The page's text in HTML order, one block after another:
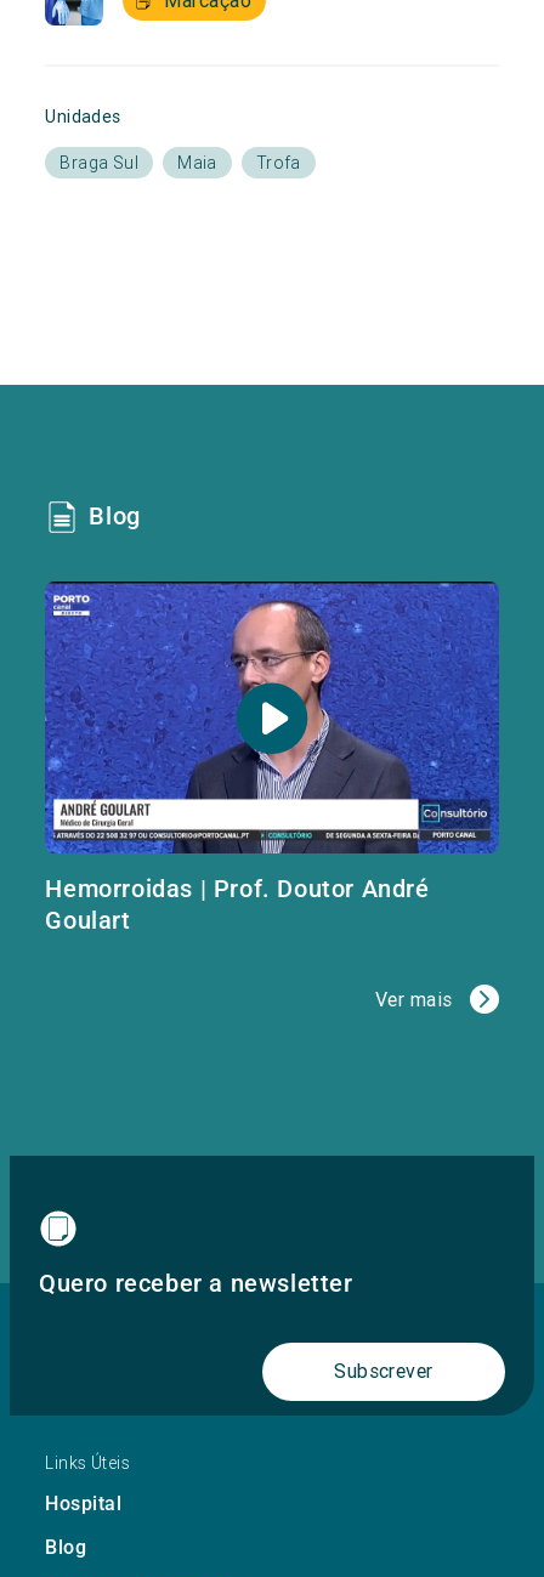
Unidades
Braga Sul Maia Trofa
Blog
Hemorroidas | Prof. Doutor André
Goulart
Ver mais
Quero receber a newsletter
Subscrever
Links Úteis
Hospital
Blog